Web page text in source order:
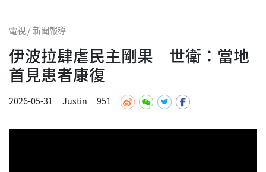
電視 / 新聞報導
伊波拉肆虐民主剛果 世衛：當地
首見患者康復
2026-05-31 Justin 951